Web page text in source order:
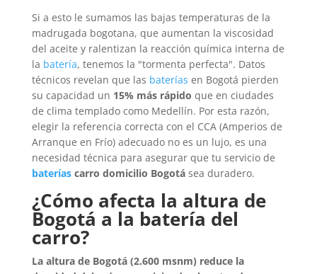
Si a esto le sumamos las bajas temperaturas de la
madrugada bogotana, que aumentan la viscosidad
del aceite y ralentizan la reacción química interna de
la batería, tenemos la "tormenta perfecta". Datos
técnicos revelan que las baterías en Bogotá pierden
su capacidad un 15% más rápido que en ciudades
de clima templado como Medellín. Por esta razón,
elegir la referencia correcta con el CCA (Amperios de
Arranque en Frío) adecuado no es un lujo, es una
necesidad técnica para asegurar que tu servicio de
bateríascarro domicilio Bogotásea duradero.
¿Cómo afecta la altura de
Bogotá a la batería del
carro?
La altura de Bogotá (2.600 msnm) reduce la